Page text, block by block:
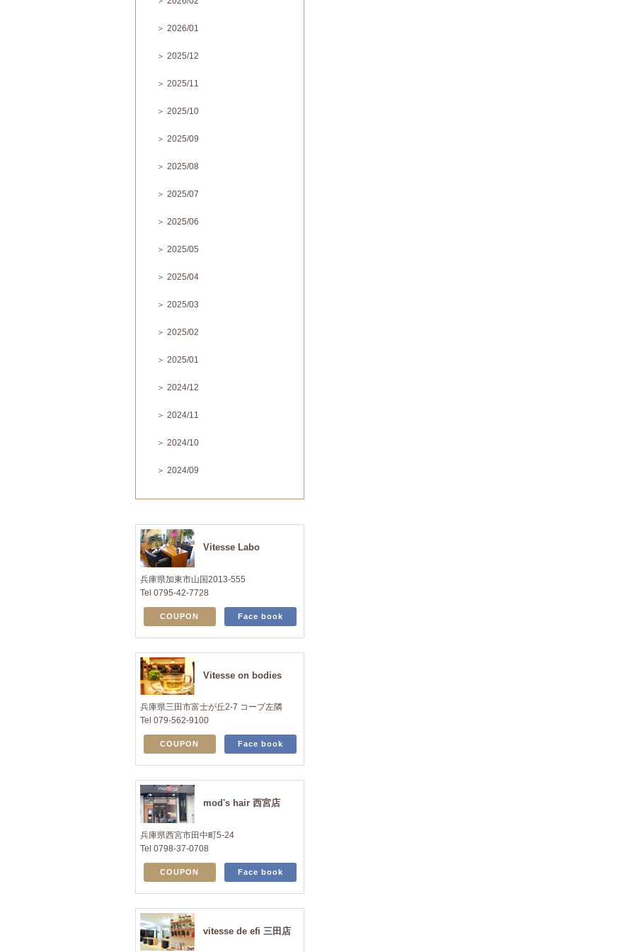
＞ 2026/01
＞ 2025/12
＞ 2025/11
＞ 2025/10
＞ 2025/09
＞ 2025/08
＞ 2025/07
＞ 2025/06
＞ 2025/05
＞ 2025/04
＞ 2025/03
＞ 2025/02
＞ 2025/01
＞ 2024/12
＞ 2024/11
＞ 2024/10
＞ 2024/09
Vitesse Labo
兵庫県加東市山国2013-555
Tel 0795-42-7728
COUPON Face book
Vitesse on bodies
兵庫県三田市富士が丘2-7 コープ左隣
Tel 079-562-9100
COUPON Face book
mod's hair 西宮店
兵庫県西宮市田中町5-24
Tel 0798-37-0708
COUPON Face book
vitesse de efi 三田店